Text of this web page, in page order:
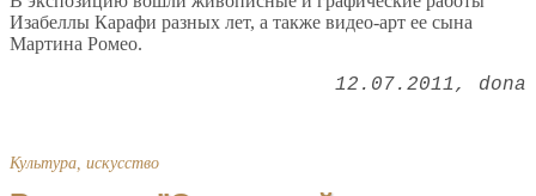
Изабеллы Карафи разных лет, а также видео-арт ее сына
Мартина Ромео.
12.07.2011 dona
Культура, искусство